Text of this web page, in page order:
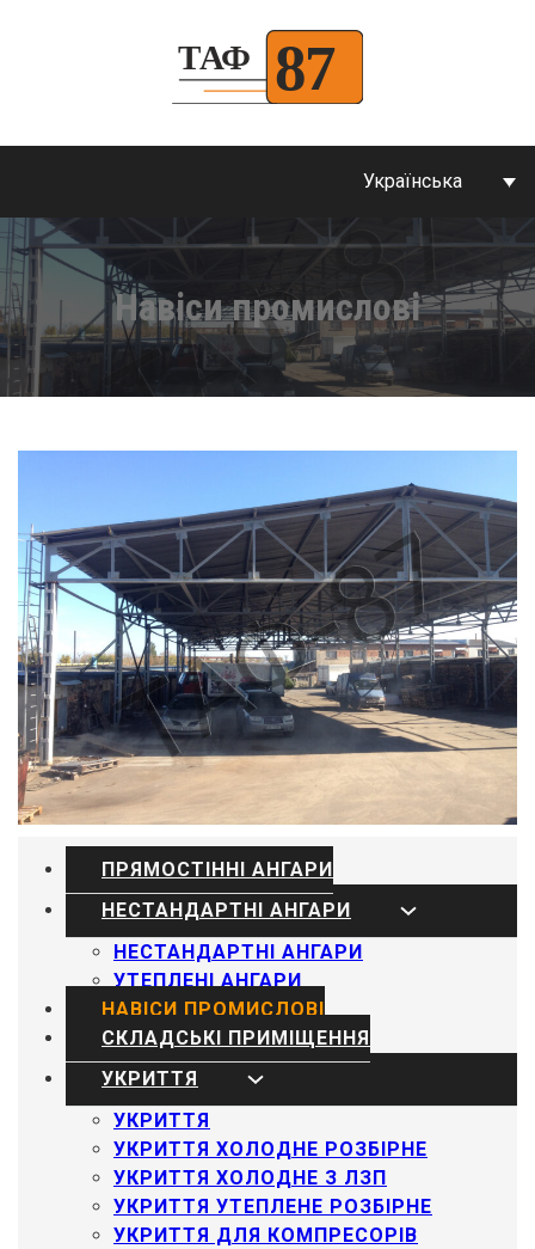
Українська
Навіси промислові
ПРЯМОСТІННІ АНГАРИ
НЕСТАНДАРТНІ АНГАРИ
НЕСТАНДАРТНІ АНГАРИ
УТЕПЛЕНІ АНГАРИ
НАВІСИ ПРОМИСЛОВІ
СКЛАДСЬКІ ПРИМІЩЕННЯ
УКРИТТЯ
УКРИТТЯ
УКРИТТЯ ХОЛОДНЕ РОЗБІРНЕ
УКРИТТЯ ХОЛОДНЕ З ЛЗП
УКРИТТЯ УТЕПЛЕНЕ РОЗБІРНЕ
УКРИТТЯ ДЛЯ КОМПРЕСОРІВ